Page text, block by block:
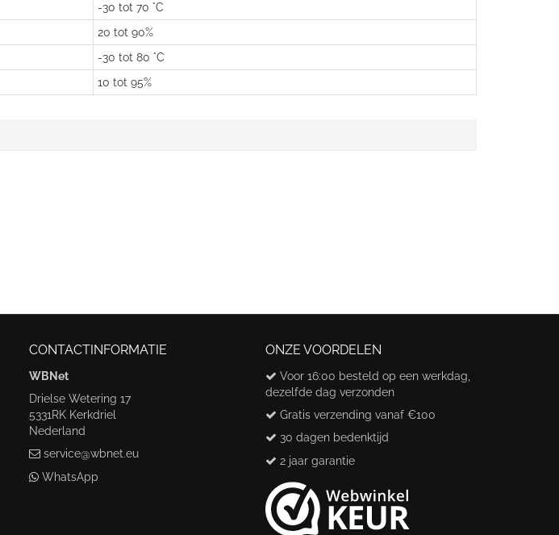
-30 tot 70 °C
20 tot 90%
-30 tot 80 °C
10 tot 95%
CONTACTINFORMATIE
WBNet
Drielse Wetering 17
5331RK Kerkdriel
Nederland
service@wbnet.eu
WhatsApp
ONZE VOORDELEN
Voor 16:00 besteld op een werkdag,
dezelfde dag verzonden
Gratis verzending vanaf €100
30 dagen bedenktijd
2 jaar garantie